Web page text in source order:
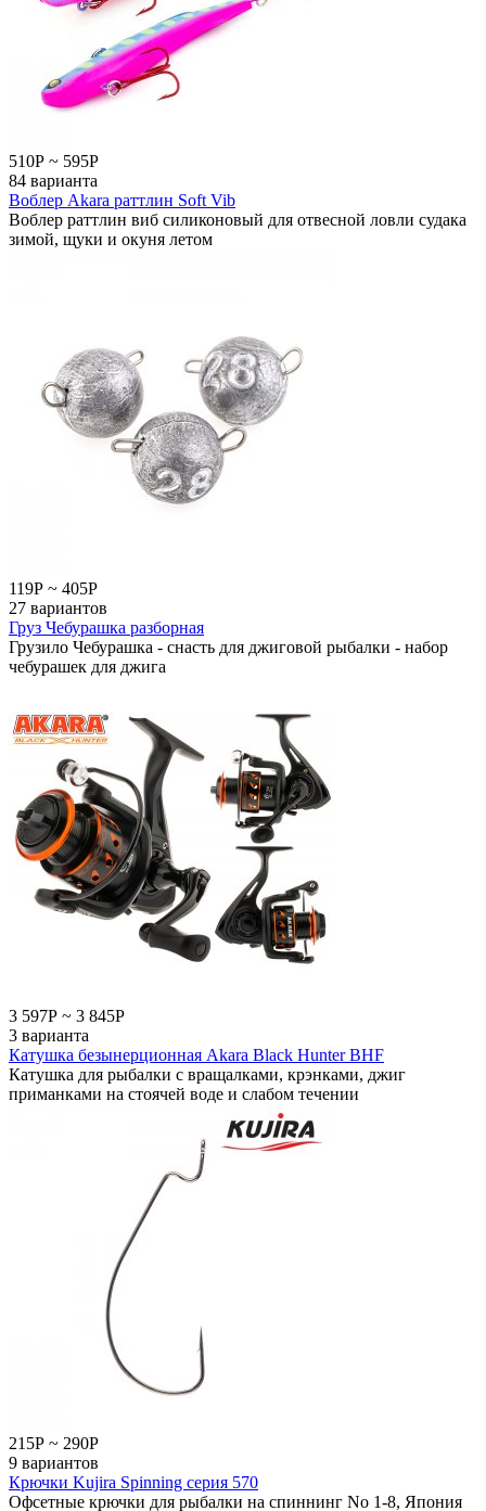
510Р ~ 595Р
84 варианта
Воблер Akara раттлин Soft Vib
Воблер раттлин виб силиконовый для отвесной ловли судака
зимой, щуки и окуня летом
119Р ~ 405Р
27 вариантов
Груз Чебурашка разборная
Грузило Чебурашка - снасть для джиговой рыбалки - набор
чебурашек для джига
3 597Р ~ 3 845Р
3 варианта
Катушка безынерционная Akara Black Hunter BHF
Катушка для рыбалки с вращалками, крэнками, джиг
приманками на стоячей воде и слабом течении
215Р ~ 290Р
9 вариантов
Крючки Kujira Spinning серия 570
Офсетные крючки для рыбалки на спиннинг No 1-8, Япония